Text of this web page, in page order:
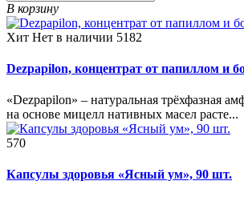
В корзину
Хит Нет в наличии 5182
Dezpapilon, концентрат от папиллом и
«Dezpapilon» – натуральная трёхфазная
на основе мицелл нативных масел расте...
570
Капсулы здоровья «Ясный ум», 90 шт.